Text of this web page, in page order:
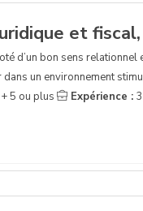
et
d’un bon sens
un environnement
5 ou plus Expérience :